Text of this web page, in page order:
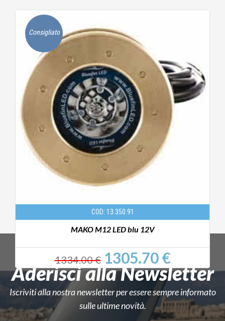
Consigliato
COD: 13.350.91
MAKO M12 LED blu 12V
1334.00 €1305.70 €
Aderisci alla Newsletter
Iscriviti alla nostra newsletter per essere sempre informato
sulle ultime novità.